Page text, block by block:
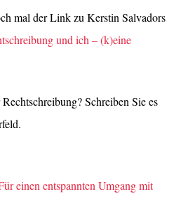
mal der Link zu Kerstin Salvadors
und ich – (k)eine
Schreiben Sie es
einen entspannten Umgang mit